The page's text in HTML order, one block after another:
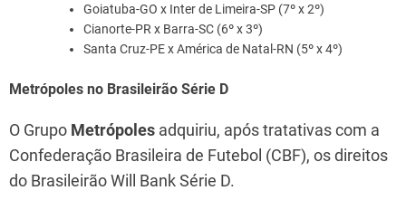
Goiatuba-GO x Inter de Limeira-SP (7º x 2º)
Cianorte-PR x Barra-SC (6º x 3º)
Santa Cruz-PE x América de Natal-RN (5º x 4º)
Metrópoles no Brasileirão Série D
O Grupo Metrópoles adquiriu, após tratativas com a
Confederação Brasileira de Futebol (CBF), os direitos
do Brasileirão Will Bank Série D.